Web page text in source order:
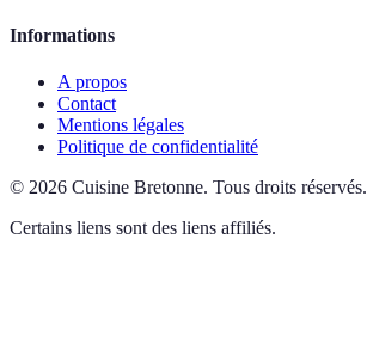
Informations
A propos
Contact
Mentions légales
Politique de confidentialité
© 2026 Cuisine Bretonne. Tous droits réservés.
Certains liens sont des liens affiliés.